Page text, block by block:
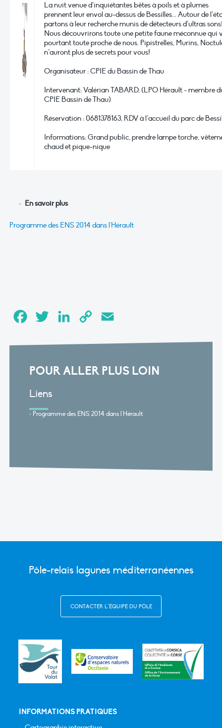
La nuit venue d’inquiétantes bêtes à poils et à plumes
prennent leur envol au-dessus de Bessilles... Autour de
partons à leur recherche munis de détecteurs d’ultras
Nous découvrirons toute une petite faune méconnue qui
pourtant toute proche de nous. Pipistrelles, Murins,
n’auront plus de secrets pour vous!
Organisateur : CPIE du Bassin de Thau
Intervenant: Valérian TABARD, (LPO Hérault - membre
CPIE Bassin de Thau)
Réservation : 0681378163, RDV à l’accueil du parc de
Informations: Grand public, prendre lampe torche,
chaud et pique-nique
En savoir plus
Programme des ENS 2014 dans l'Hérault
FacebookTwitter LinkedInCopy
POUR ALLER PLUS LOIN
Liens
Programme des ENS 2014 dans l'Hérault
Pôle-relais lagunes méditerranéennes
CONTACTER L’ÉQUIPE DU PÔLE
INFORMATIONS PRATIQUES